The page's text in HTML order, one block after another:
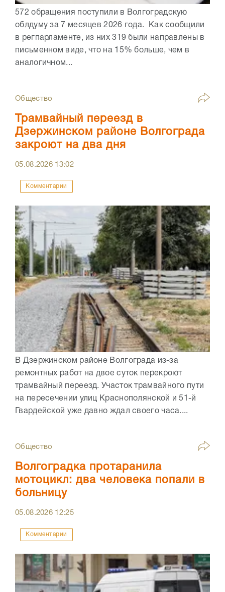
572 обращения поступили в Волгоградскую
облдуму за 7 месяцев 2026 года. Как сообщили
в регпарламенте, из них 319 были направлены в
письменном виде, что на 15% больше, чем в
аналогичном...
Общество
Трамвайный переезд в
Дзержинском районе Волгограда
закроют на два дня
05.08.2026 13:02
Комментарии
В Дзержинском районе Волгограда из-за
ремонтных работ на двое суток перекроют
трамвайный переезд. Участок трамвайного пути
на пересечении улиц Краснополянской и 51-й
Гвардейской уже давно ждал своего часа....
Общество
Волгоградка протаранила
мотоцикл: два человека попали в
больницу
05.08.2026 12:25
Комментарии